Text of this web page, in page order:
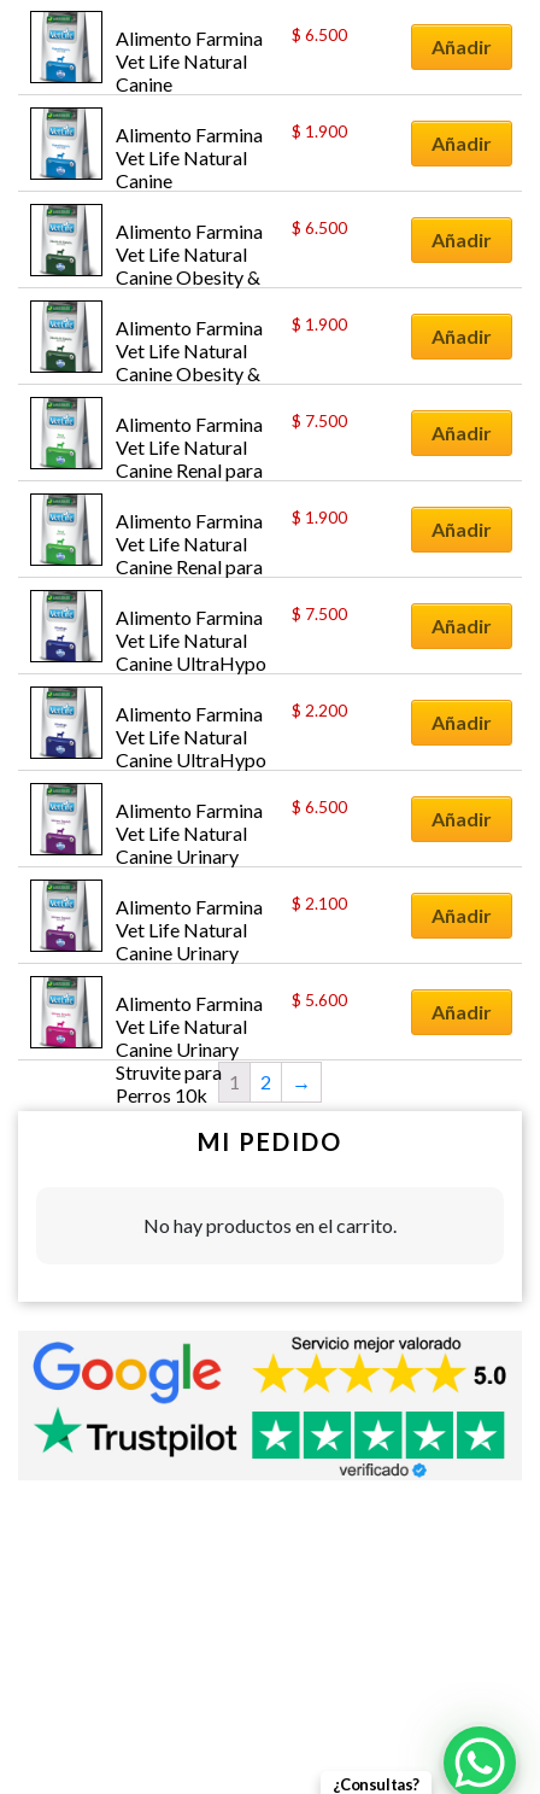
Alimento Farmina
Vet Life Natural
Canine
para Perros 10k
$ 6.500
Añadir
Alimento Farmina
Vet Life Natural
Canine
para Perros 2k
$ 1.900
Añadir
Alimento Farmina
Vet Life Natural
Canine Obesity &
Perros 10k
$ 6.500
Añadir
Alimento Farmina
Vet Life Natural
Canine Obesity &
Perros 2k
$ 1.900
Añadir
Alimento Farmina
Vet Life Natural
Canine Renal para
$ 7.500
Añadir
Alimento Farmina
Vet Life Natural
Canine Renal para
$ 1.900
Añadir
Alimento Farmina
Vet Life Natural
Canine UltraHypo
$ 7.500
Añadir
Alimento Farmina
Vet Life Natural
Canine UltraHypo
$ 2.200
Añadir
Alimento Farmina
Vet Life Natural
Canine Urinary
Perros 10k
$ 6.500
Añadir
Alimento Farmina
Vet Life Natural
Canine Urinary
Perros 2k
$ 2.100
Añadir
Alimento Farmina
Vet Life Natural
Canine Urinary
Struvite para
Perros 10k
$ 5.600
Añadir
1 2 →
MI PEDIDO
No hay productos en el carrito.
¿Consultas?